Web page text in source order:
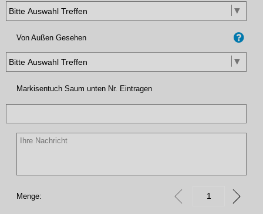
Von Außen Gesehen
Markisentuch Saum unten Nr. Eintragen
Menge: